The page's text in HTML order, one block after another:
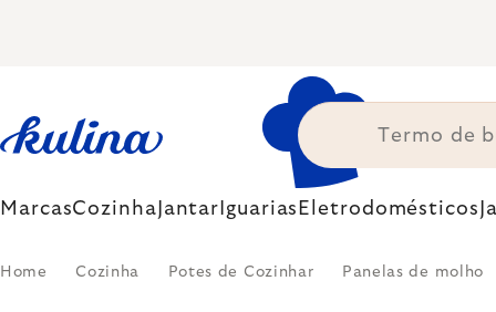
MarcasCozinha Jantar Iguarias Eletrodomésticos
Home Cozinha Potes de Cozinhar Panelas de molho